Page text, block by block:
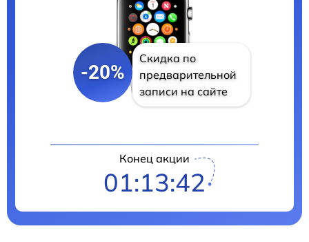
-20%
Скидка по
предварительной
записи на сайте
Конец акции
01:13:41